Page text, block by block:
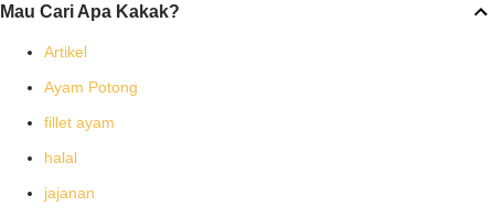
warung. Nah bagi Anda tahukah cara memilih daging ayam
potong kualitas baik yang hendak dibeli? Ini dia tipsnya. 1.
dipotong adalah dengan langsung menaruhnya di lemari es atau
dibekukan, jika tidak dalam 2 jam warnanya akan berubah menjadi
kekuningan. Jika Anda jalan-jalan ke pasar tradisional mungkin
Mau Cari Apa Kakak?
Artikel
Ayam Potong
fillet ayam
halal
jajanan